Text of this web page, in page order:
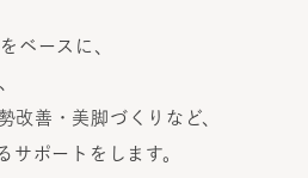
ベースに、
改善・美脚づくりなど、
サポートをします。